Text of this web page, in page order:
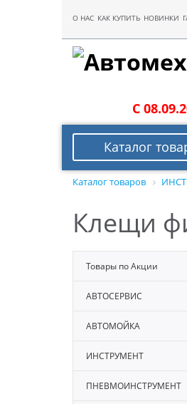
О НАС КАК КУПИТЬ НОВИНКИ
С
Каталог
Каталог товаров
Клещи
Товары по Акции
АВТОСЕРВИС
АВТОМОЙКА
ИНСТРУМЕНТ
ПНЕВМОИНСТРУМЕНТ